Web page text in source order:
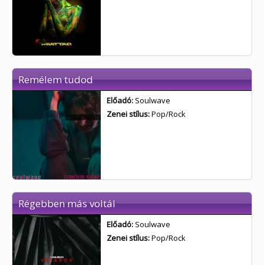
Remélem tudod
Előadó: Soulwave
Zenei stílus:Pop/Rock
Régebben más voltál
Előadó: Soulwave
Zenei stílus:Pop/Rock